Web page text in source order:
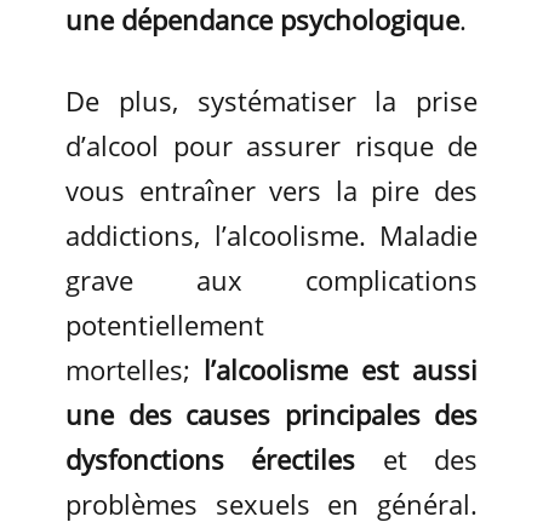
une dépendance psychologique.
De plus, systématiser la prise
d’alcool pour assurer risque de
vous entraîner vers la pire des
addictions, l’alcoolisme. Maladie
grave aux complications
potentiellement
mortelles; l’alcoolisme est aussi
une des causes principales des
dysfonctions érectiles et des
problèmes sexuels en général.